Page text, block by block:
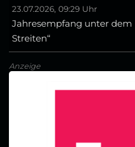
23.07.2026, 09:29 Uhr
Jahresempfang unter dem
Streiten“
Anzeige